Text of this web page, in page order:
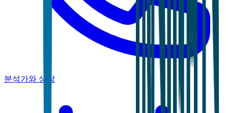
분석가와 상담